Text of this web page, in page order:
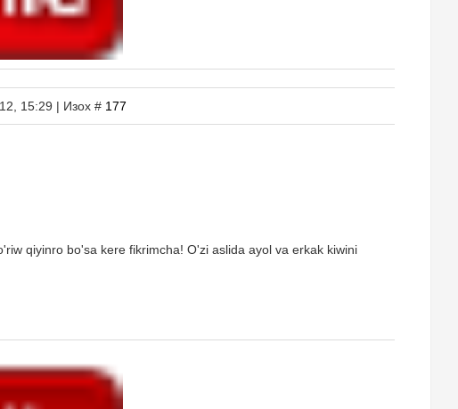
15:29 | Изох # 177
qiyinro bo'sa kere fikrimcha! O'zi aslida ayol va erkak kiwini